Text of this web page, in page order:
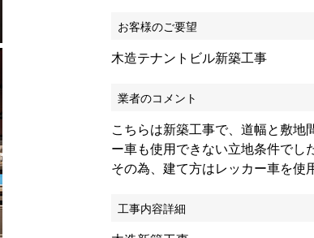
お客様のご要望
木造テナントビル新築工事
業者のコメント
こちらは新築工事で、道幅と敷
ー車も使用できない立地条件でした
その為、建て方はレッカー車を使
工事内容詳細